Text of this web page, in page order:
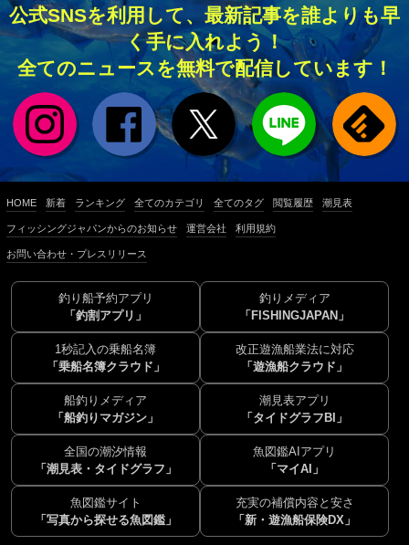
公式SNSを利用して、最新記事を誰よりも早
く手に入れよう！
全てのニュースを無料で配信しています！
HOME 新着 ランキング 全てのカテゴリ 全てのタグ 閲覧履歴 潮見表
フィッシングジャパンからのお知らせ 運営会社 利用規約
お問い合わせ・プレスリリース
釣り船予約アプリ
「釣割アプリ」
釣りメディア
「FISHINGJAPAN」
1秒記入の乗船名簿
「乗船名簿クラウド」
改正遊漁船業法に対応
「遊漁船クラウド」
船釣りメディア
「船釣りマガジン」
潮見表アプリ
「タイドグラフBI」
全国の潮汐情報
「潮見表・タイドグラフ」
魚図鑑AIアプリ
「マイAI」
魚図鑑サイト
「写真から探せる魚図鑑」
充実の補償内容と安さ
「新・遊漁船保険DX」